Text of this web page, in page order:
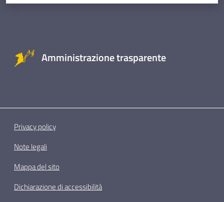
Amministrazione trasparente
Privacy policy
Note legali
Mappa del sito
Dichiarazione di accessibilità